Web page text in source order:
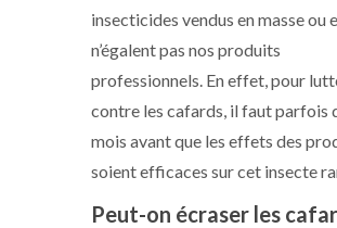
insecticides vendus en masse ou
n’égalent pas nos produits
professionnels. En effet, pour
contre les cafards, il faut parfois
mois avant que les effets des
soient efficaces sur cet insecte
Peut-on écraser les